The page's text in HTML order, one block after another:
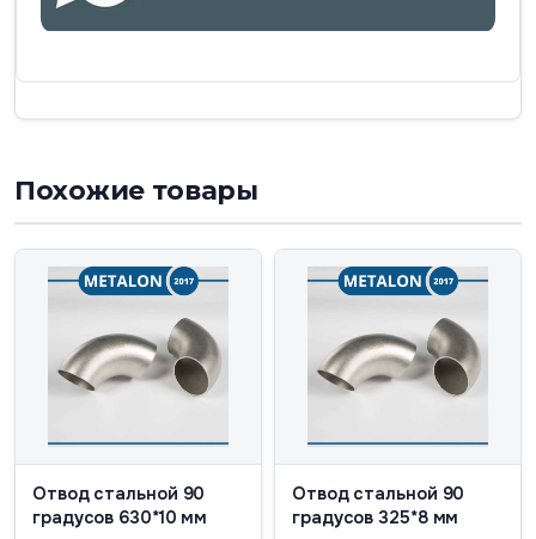
Похожие товары
Отвод стальной 90
градусов 630*10 мм
Отвод стальной 90
градусов 325*8 мм